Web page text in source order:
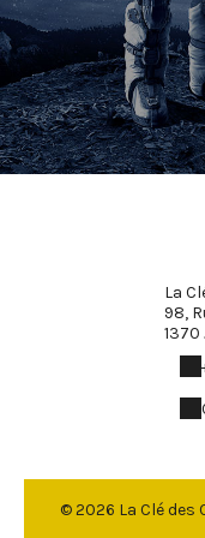
La
98,
1370
© 2026 La Clé des